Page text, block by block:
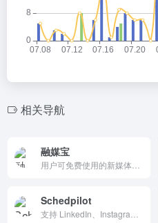
相关导航
融媒宝
Schedpilot